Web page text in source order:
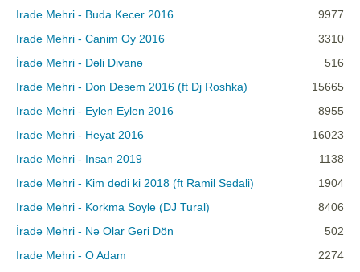
Irade Mehri - Buda Kecer 2016
9977
Irade Mehri - Canim Oy 2016
3310
İradə Mehri - Dəli Divanə
516
Irade Mehri - Don Desem 2016 (ft Dj Roshka)
15665
Irade Mehri - Eylen Eylen 2016
8955
Irade Mehri - Heyat 2016
16023
Irade Mehri - Insan 2019
1138
Irade Mehri - Kim dedi ki 2018 (ft Ramil Sedali)
1904
Irade Mehri - Korkma Soyle (DJ Tural)
8406
İradə Mehri - Nə Olar Geri Dön
502
Irade Mehri - O Adam
2274